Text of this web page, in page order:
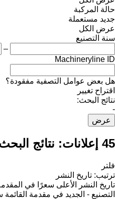
حالة المركبة
جديد مستعملة
عرض الكل
سنة التصنيع
–
Machineryline ID
هل بعض عوامل التصفية مفقودة؟
اقتراح تغيير
نتائج البحث:
-
عرض
45 إعلانات: نتائج
فلتر
ترتيب: تاريخ النشر
تاريخ النشر
الأعلى سعرًا في
التصنيع - الجديد في مقدمة القائمة